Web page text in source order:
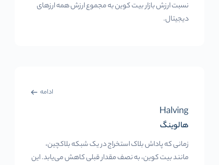
نسبت ارزش بازار بیت کوین به مجموع ارزش همه ارزهای
دیجیتال.
ادامه
Halving
هالوینگ
زمانی که پاداش بلاک استخراج در یک شبکه بلاکچین،
مانند بیت کوین، به نصف مقدار قبلی کاهش می‌یابد. این